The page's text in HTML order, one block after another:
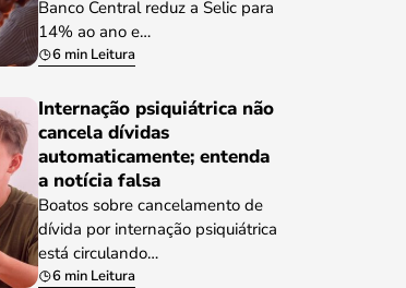
Banco Central reduz a Selic para
14% ao ano e…
6 min Leitura
Internação psiquiátrica não
cancela dívidas
automaticamente; entenda
a notícia falsa
Boatos sobre cancelamento de
dívida por internação psiquiátrica
está circulando…
6 min Leitura